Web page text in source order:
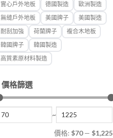
實心戶外地板
德國製造
歐洲製造
無縫戶外地板
美國牌子
美國製造
耐刮加強
荷蘭牌子
複合木地板
韓國牌子
韓國製造
高質素原材料製造
價格篩選
~
價格: $70— $1,225